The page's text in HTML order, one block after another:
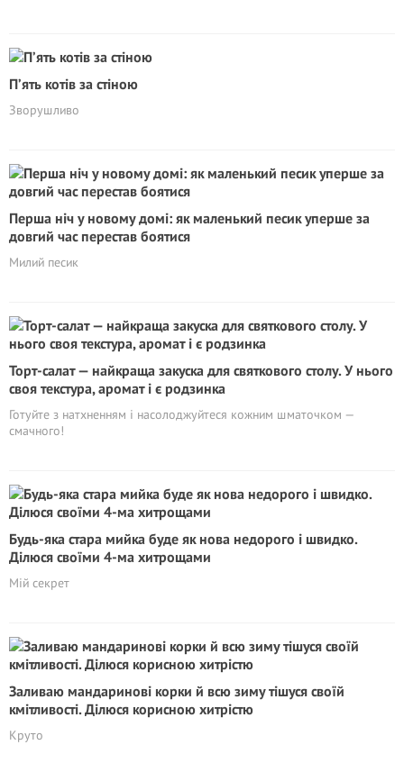
П’ять котів за стіною
Зворушливо
Перша ніч у новому домі: як маленький песик уперше за
довгий час перестав боятися
Милий песик
Торт-салат — найкраща закуска для святкового столу. У нього
своя текстура, аромат і є родзинка
Готуйте з натхненням і насолоджуйтеся кожним шматочком —
смачного!
Будь-яка стара мийка буде як нова недорого і швидко.
Ділюся своїми 4-ма хитрощами
Мій секрет
Заливаю мандаринові корки й всю зиму тішуся своїй
кмітливості. Ділюся корисною хитрістю
Круто